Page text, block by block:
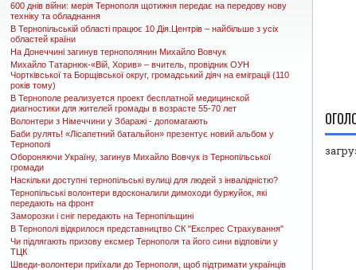
600 днів війни: мерія Тернополя щотижня передає на передову нову
техніку та обладнання
В Тернопільській області працює 10 Дія.Центрів – найбільше з усіх
областей країни
На Донеччині загинув тернополянин Михайло Вовчук
Михайло Татарнюк-«Вій, Хорив» – вчитель, провідник ОУН
Чортківської та Борщівської округ, громадський діяч на еміграції (110
років тому)
В Тернополе реализуется проект бесплатной медицинской
диагностики для жителей громады в возрасте 55-70 лет
Волонтери з Німеччини у Збаражі - допомагають
Баби рулять! «Лісапетний батальйон» презентує новий альбом у
Тернополі
Обороняючи Україну, загинув Михайло Вовчук із Тернопільської
громади
Наскільки доступні тернопільські вулиці для людей з інвалідністю?
Тернопільські волонтери вдосконалили димоходи буржуйок, які
передають на фронт
Заморозки і сніг передають на Тернопільщині
В Тернополі відкрилося представництво СК "Експрес Страхування"
Чи підлягають призову ексмер Тернополя та його сини відповіли у
ТЦК
Шведи-волонтери приїхали до Тернополя, щоб підтримати українців